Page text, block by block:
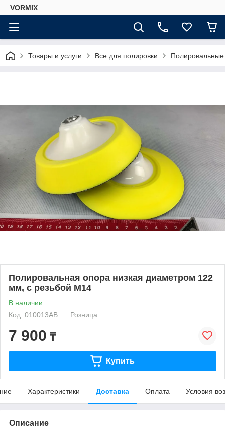
VORMIX
Товары и услуги Все для полировки
Полировальная опора низкая диаметром 122
мм, с резьбой M14
В наличии
Код: 010013AB
Розница
7 900 ₸
Купить
Характеристики Доставка Оплата Условия
Описание